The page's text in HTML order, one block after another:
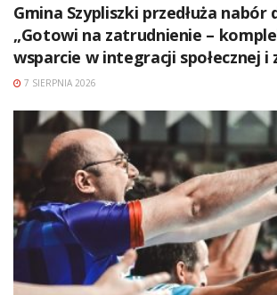
Gmina Szypliszki przedłuża
„Gotowi na zatrudnienie –
wsparcie w integracji społecznej i
7 SIERPNIA 2026